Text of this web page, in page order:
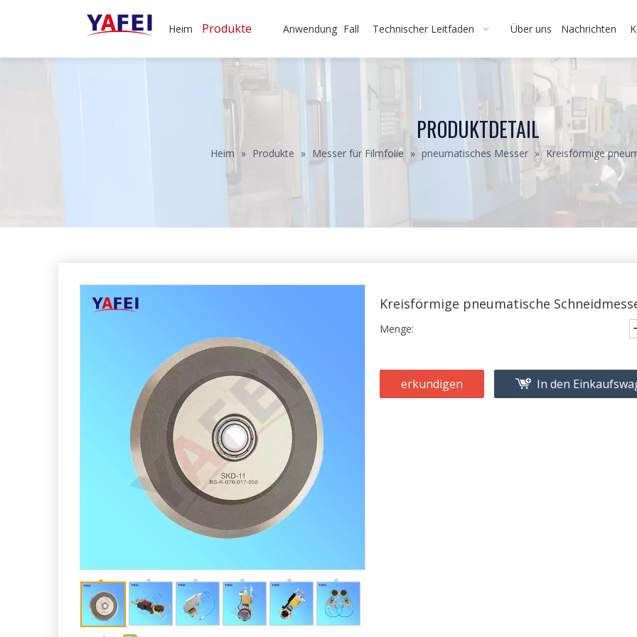
Heim Produkte Anwendung Fall Technischer Leitfaden Über uns Nachrichten
PRODUKTDETAIL
Heim » Produkte » Messer für Filmfolie » pneumatisches Messer » Kreisförmige
Kreisförmige pneumatische
Menge:
erkundigen In den